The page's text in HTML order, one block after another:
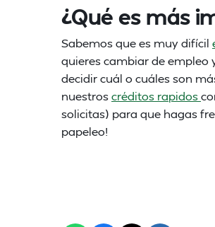
¿Qué es más
Sabemos que es muy difícil
quieres cambiar de empleo
decidir cuál o cuáles son
nuestroscréditos rapidos
solicitas) para que hagas
papeleo!